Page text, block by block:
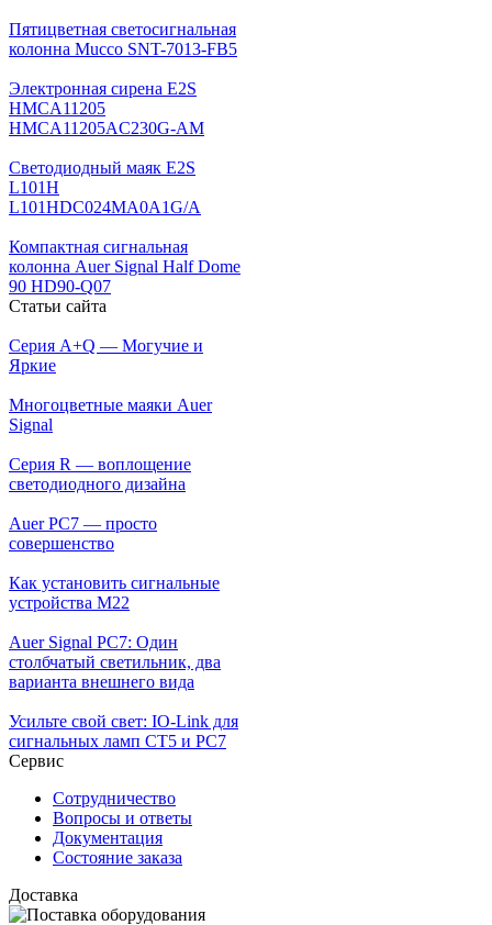
Пятицветная светосигнальная
колонна Mucco SNT-7013-FB5
Электронная сирена E2S
HMCA11205
HMCA11205AC230G-AM
Светодиодный маяк E2S
L101H
L101HDC024MA0A1G/A
Компактная сигнальная
колонна Auer Signal Half Dome
90 HD90-Q07
Статьи сайта
Серия A+Q — Могучие и
Яркие
Многоцветные маяки Auer
Signal
Серия R — воплощение
светодиодного дизайна
Auer PC7 — просто
совершенство
Как установить сигнальные
устройства М22
Auer Signal PC7: Один
столбчатый светильник, два
варианта внешнего вида
Усильте свой свет: IO-Link для
сигнальных ламп CT5 и PC7
Сервис
Сотрудничество
Вопросы и ответы
Документация
Состояние заказа
Доставка